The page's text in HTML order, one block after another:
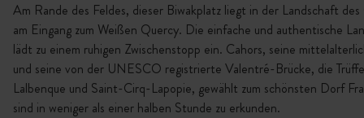
Am Rande des Feldes, dieser Biwakplatz liegt in der Landschaft
am Eingang zum Weißen Quercy. Die einfache und authentische
lädt zu einem ruhigen Zwischenstopp ein. Cahors, seine
und seine von der UNESCO registrierte Valentré-Brücke, die
Lalbenque und Saint-Cirq-Lapopie, gewählt zum schönsten Dorf
sind in weniger als einer halben Stunde zu erkunden.